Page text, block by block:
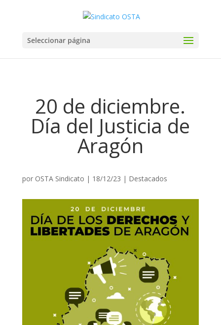
Seleccionar página
20 de diciembre.
Día del Justicia de
Aragón
por OSTA Sindicato | 18/12/23 | Destacados